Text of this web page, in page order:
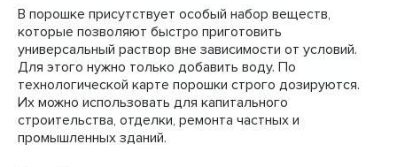
В порошке присутствует особый набор веществ,
которые позволяют быстро приготовить
универсальный раствор вне зависимости от условий.
Для этого нужно только добавить воду. По
технологической карте порошки строго дозируются.
Их можно использовать для капитального
строительства, отделки, ремонта частных и
промышленных зданий.